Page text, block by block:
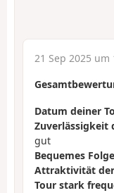
21 Sep 2025 um
Datum deiner
Zuverlässigkeit
gut
Bequemes
Attraktivität
Tour stark